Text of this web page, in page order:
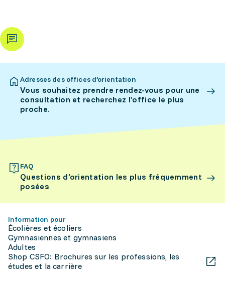
Adresses des offices d’orientation
Vous souhaitez prendre rendez-vous pour une
consultation et recherchez l’office le plus
proche.
FAQ
Questions d’orientation les plus fréquemment
posées
Information pour
Écolières et écoliers
Gymnasiennes et gymnasiens
Adultes
Shop CSFO: Brochures sur les professions, les
études et la carrière